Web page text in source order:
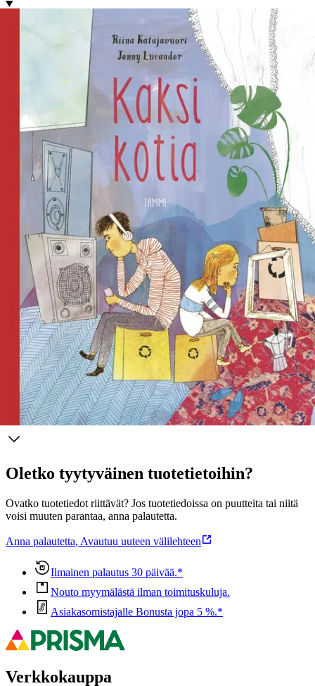
Tuotekuvaus
Aistivoimainen kuvaus siitä, miltä lapsesta tuntuu, kun vanhempien
eron myötä koteja on yhtäkkiä kaksi. Varpun ja Leon äiti ja isä
ilmoittavat eroavansa. Varpu muuttaa äidin mukana, Leo jää isän
kanssa. Pian on sopeuduttava myös vanhempien uusiin
kumppaneihin. Isä ja äiti pyytävät olohuoneeseen. ”Olisi
puhuttavaa”, äiti sanoo. ”Me olemme päättäneet erota”. Isä nyökkää
partaansa. Sohvalla lojuu villapipo. Varpu vetää sen päähän ja yli
kasvojen. Hän on piilossa pipon sisällä. Pipon alla on kuumaa,
villaista, kutittavaa. ... Äiti ja isä puhuvat vuorotellen. He ovat samaa
mieltä. Isä ja äiti puhuvat niin kuin olisivat jossakin televisio-
ohjelmassa. Viipyilevässä kasvutarinassa keskitytään kuvaamaan
pieniä liikahduksia, joita lapsen mielessä ja elämässä tapahtuu, kun
kaikki muuttuu. Kirjan jokainen lause on täynnä voimakkaita
tunteita. Tarinan edetessä Varpu kypsyy, löytää erillisyytensä ja
vahvuutensa. Riina Katajavuori on arvostettu runoilija ja kirjailija.
Hän on myös kirjoittanut lukuisia lastenkirjoja, kuten Pentti-
kuvakirjat, joita on käännetty muille kielille, sekä palkitun teoksen
Mennään jo naapuriin (kuvitus Salla Savolainen).
Suomenruotsalaisen Jenny Lucanderin ilmeikkäät ja tunnelmalliset
kuvitukset ovat saaneet runsaasti huomiota.
Näytä lisää tuotekuvausta
Ominaisuudet
Oletko tyytyväinen tuotetietoihin?
Ovatko tuotetiedot riittävät? Jos tuotetiedoissa on puutteita tai niitä
voisi muuten parantaa, anna palautetta.
Anna palautetta, Avautuu uuteen välilehteen
Ilmainen palautus 30 päivää.*
Nouto myymälästä ilman toimituskuluja.
Asiakasomistajalle Bonusta jopa 5 %.*
Verkkokauppa